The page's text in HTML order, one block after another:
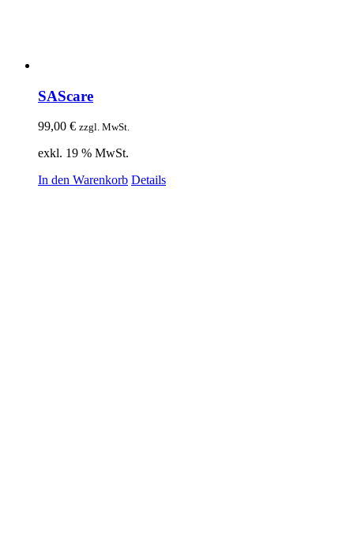
SAScare
99,00 € zzgl. MwSt.
exkl. 19 % MwSt.
In den Warenkorb Details